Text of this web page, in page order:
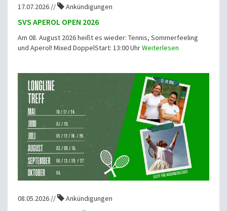
17.07.2026 // Ankündigungen
SVS APEROL OPEN 2026
Am 08. August 2026 heißt es wieder: Tennis, Sommerfeeling
und Aperol! Mixed DoppelStart: 13:00 UhrWeiterlesen
08.05.2026 // Ankündigungen